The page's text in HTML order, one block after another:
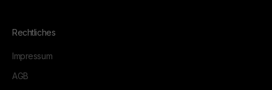
Rechtliches
Impressum
AGB